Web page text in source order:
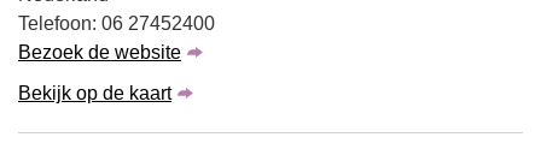
Telefoon: 06 27452400
Bezoek de website
Bekijk op de kaart